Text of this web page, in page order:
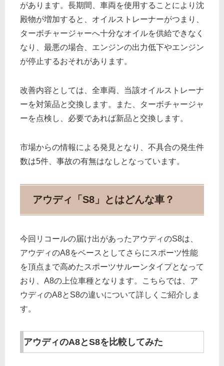
があります。長期間、車両を使用することにより沈
殿物が増加すると、オイルストレーナーがつまり、
ターボチャージャーへ十分なオイルを供給できなく
なり、最悪の場合、エンジンの出力低下やエンジン
が停止するおそれがあります。
改善内容としては、全車両、当該オイルストレーナ
ーを対策品と交換します。また、ターボチャージャ
ーを点検し、必要であれば新品と交換します。
市場からの情報による発見となり、不具合の発生件
数は5件、事故の有無はなしとなっています。
アウディ「S8」とはどんな車？
今回リコールの届け出があったアウディのS8は、
アウディのA8をベースとしてさらにスポーツ性能
を頂点まで高めたスポーツサルーンタイプとなって
おり、A8の上位車種となります。こちらでは、ア
ウディのA8とS8の違いについて詳しくご紹介しま
す。
アウディのA8とS8を比較してみた